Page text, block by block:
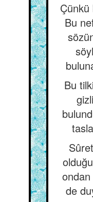
Bu
Bu
de